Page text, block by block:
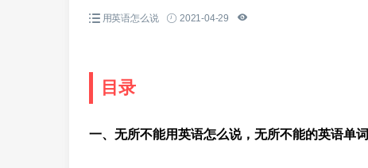
用英语怎么说 2021-04-29
目录
一、无所不能用英语怎么说，无所不能的英语单词